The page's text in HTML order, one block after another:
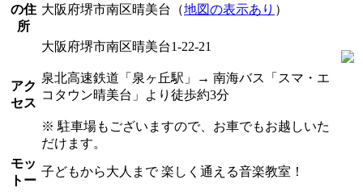
の住
所
大阪府堺市南区晴美台（地図の表示あり ）
アク
セス
大阪府堺市南区晴美台1-22-21
泉北高速鉄道「泉ヶ丘駅」→ 南海バス「スマ・エ
コタウン晴美台」より徒歩約3分
※ 駐車場もございますので、お車でもお越しいた
だけます。
モッ
トー
子どもから大人まで 楽しく通える音楽教室！